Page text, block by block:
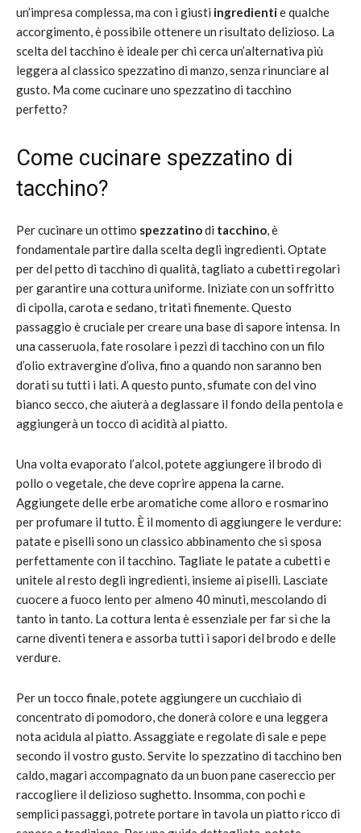
un’impresa complessa, ma con i giusti ingredientie qualche
accorgimento, è possibile ottenere un risultato delizioso. La
scelta del tacchino è ideale per chi cerca un’alternativa più
leggera al classico spezzatino di manzo, senza rinunciare al
gusto. Ma come cucinare uno spezzatino di tacchino
perfetto?
Come cucinare spezzatino di
tacchino?
Per cucinare un ottimo spezzatinodi tacchino, è
fondamentale partire dalla scelta degli ingredienti. Optate
per del petto di tacchino di qualità, tagliato a cubetti regolari
per garantire una cottura uniforme. Iniziate con un soffritto
di cipolla, carota e sedano, tritati finemente. Questo
passaggio è cruciale per creare una base di sapore intensa. In
una casseruola, fate rosolare i pezzi di tacchino con un filo
d’olio extravergine d’oliva, fino a quando non saranno ben
dorati su tutti i lati. A questo punto, sfumate con del vino
bianco secco, che aiuterà a deglassare il fondo della pentola e
aggiungerà un tocco di acidità al piatto.
Una volta evaporato l’alcol, potete aggiungere il brodo di
pollo o vegetale, che deve coprire appena la carne.
Aggiungete delle erbe aromatiche come alloro e rosmarino
per profumare il tutto. È il momento di aggiungere le verdure:
patate e piselli sono un classico abbinamento che si sposa
perfettamente con il tacchino. Tagliate le patate a cubetti e
unitele al resto degli ingredienti, insieme ai piselli. Lasciate
cuocere a fuoco lento per almeno 40 minuti, mescolando di
tanto in tanto. La cottura lenta è essenziale per far sì che la
carne diventi tenera e assorba tutti i sapori del brodo e delle
verdure.
Per un tocco finale, potete aggiungere un cucchiaio di
concentrato di pomodoro, che donerà colore e una leggera
nota acidula al piatto. Assaggiate e regolate di sale e pepe
secondo il vostro gusto. Servite lo spezzatino di tacchino ben
caldo, magari accompagnato da un buon pane casereccio per
raccogliere il delizioso sughetto. Insomma, con pochi e
semplici passaggi, potrete portare in tavola un piatto ricco di